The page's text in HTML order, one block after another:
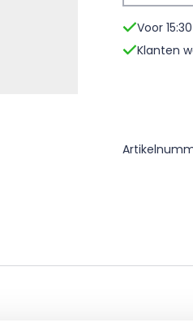
Voor
Klanten